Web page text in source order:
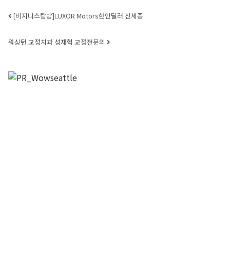
Post navigation
[비지니스탐방]LUXOR Motors한인딜러 신세종
워싱턴 교정치과 성재혁 교정전문의